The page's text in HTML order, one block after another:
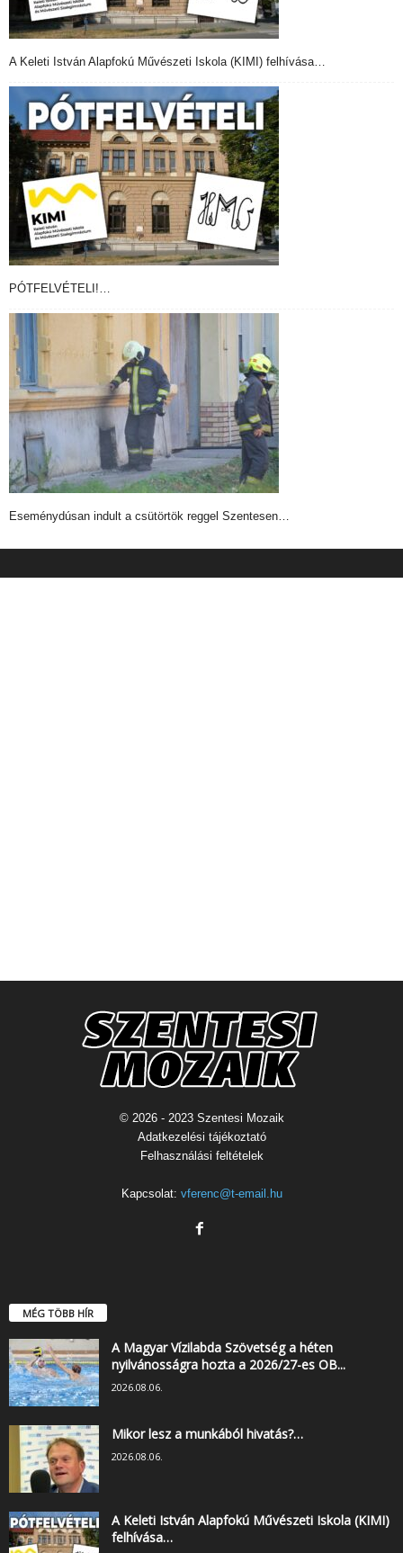
A Keleti István Alapfokú Művészeti Iskola (KIMI) felhívása…
PÓTFELVÉTELI!…
Eseménydúsan indult a csütörtök reggel Szentesen…
© 2026 - 2023 Szentesi Mozaik
Adatkezelési tájékoztató
Felhasználási feltételek
Kapcsolat: vferenc@t-email.hu
MÉG TÖBB HÍR
A Magyar Vízilabda Szövetség a héten
nyilvánosságra hozta a 2026/27-es OB...
2026.08.06.
Mikor lesz a munkából hivatás?…
2026.08.06.
A Keleti István Alapfokú Művészeti Iskola (KIMI)
felhívása…